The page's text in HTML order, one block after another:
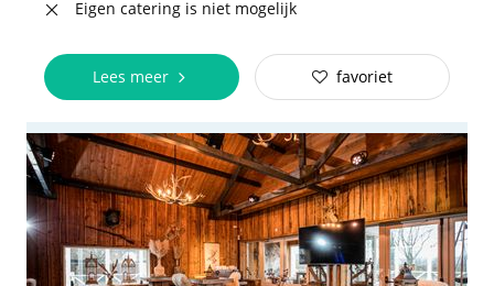
Eigen catering is niet mogelijk
Lees meer favoriet